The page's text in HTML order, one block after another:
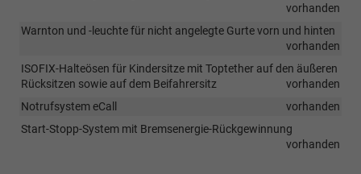
vorhanden
Warnton und -leuchte für nicht angelegte Gurte vorn und hinten
vorhanden
ISOFIX-Halteösen für Kindersitze mit Toptether auf den äußeren
Rücksitzen sowie auf dem Beifahrersitz
vorhanden
Notrufsystem eCall
vorhanden
Start-Stopp-System mit Bremsenergie-Rückgewinnung
vorhanden